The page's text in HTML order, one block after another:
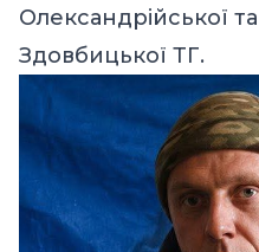
Олександрійської
Здовбицької ТГ.